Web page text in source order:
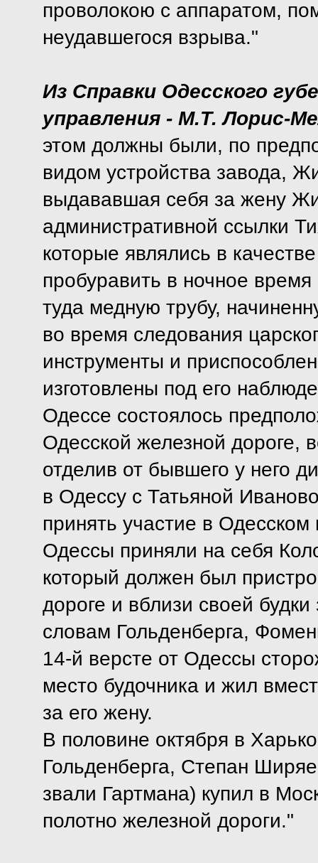
проволокою с аппаратом,
неудавшегося взрыва."
Из Справки Одесского
управления - М.Т. Лорис-
этом должны были, по
видом устройства завода,
выдававшая себя за жену
административной ссылки
которые являлись в
пробуравить в ночное
туда медную трубу,
во время следования
инструменты и
изготовлены под его
Одессе состоялось
Одесской железной дороге,
отделив от бывшего у него
в Одессу с Татьяной
принять участие в
Одессы приняли на себя
который должен был
дороге и вблизи своей
словам Гольденберга,
14-й версте от Одессы
место будочника и жил
за его жену.
В половине октября в
Гольденберга, Степан
звали Гартмана) купил в
полотно железной дороги."